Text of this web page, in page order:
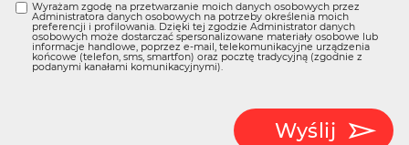
Wyrażam zgodę na przetwarzanie moich danych osobowych przez
Administratora danych osobowych na potrzeby określenia moich
preferencji i profilowania. Dzięki tej zgodzie Administrator danych
osobowych może dostarczać spersonalizowane materiały osobowe lub
informacje handlowe, poprzez e-mail, telekomunikacyjne urządzenia
końcowe (telefon, sms, smartfon) oraz pocztę tradycyjną (zgodnie z
podanymi kanałami komunikacyjnymi).
Wyślij